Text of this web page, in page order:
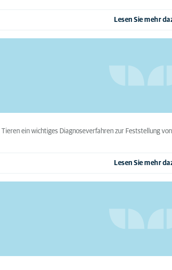
Lesen Sie mehr
ein wichtiges Diagnoseverfahren zur Feststellung
Lesen Sie mehr